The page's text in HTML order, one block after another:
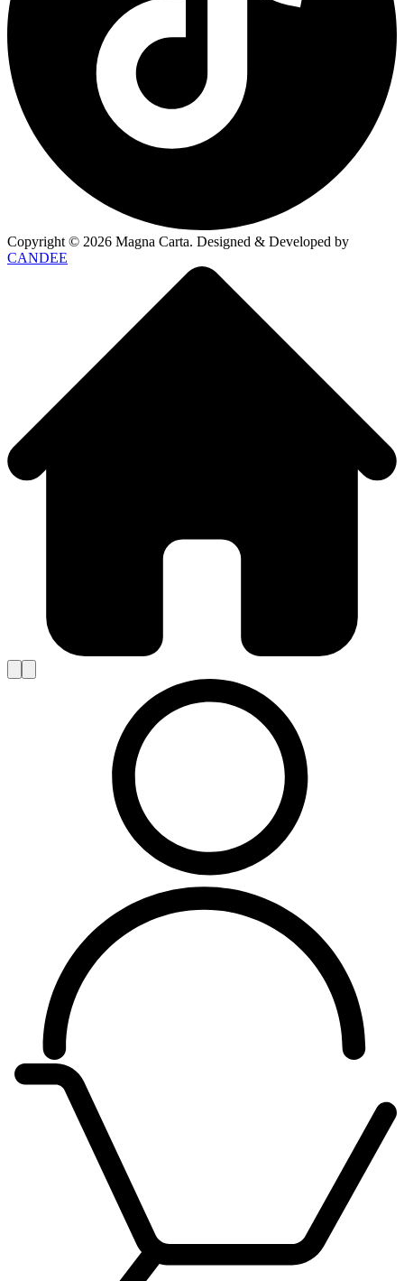
Copyright © 2026 Magna Carta. Designed & Developed by
CANDEE